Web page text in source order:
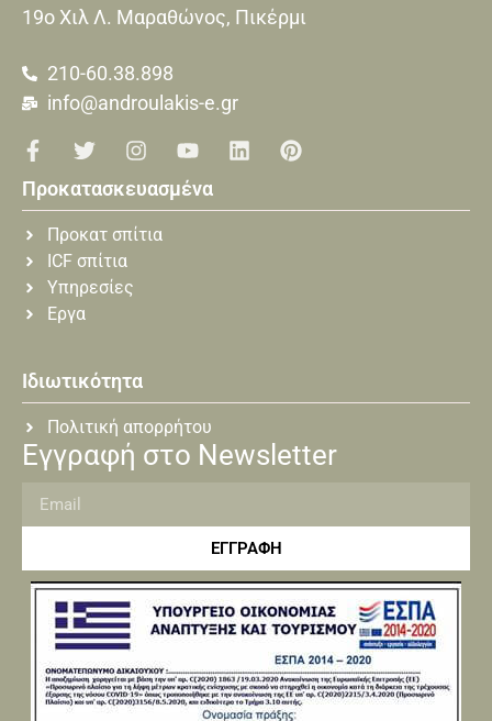
19o Xιλ Λ. Μαραθώνος, Πικέρμι
210-60.38.898
info@androulakis-e.gr
Προκατασκευασμένα
Προκατ σπίτια
ICF σπίτια
Υπηρεσίες
Εργα
Ιδιωτικότητα
Πολιτική απορρήτου
Εγγραφή στο Newsletter
ΕΓΓΡΑΦΗ